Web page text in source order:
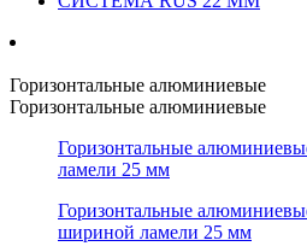
Горизонтальные алюминиевые
Горизонтальные алюминиевые
Горизонтальные
ламели 25 мм
Горизонтальные
шириной ламели 25 мм